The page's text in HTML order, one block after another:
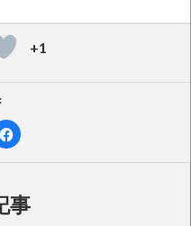
+1
F
a
e
o
k
で
事